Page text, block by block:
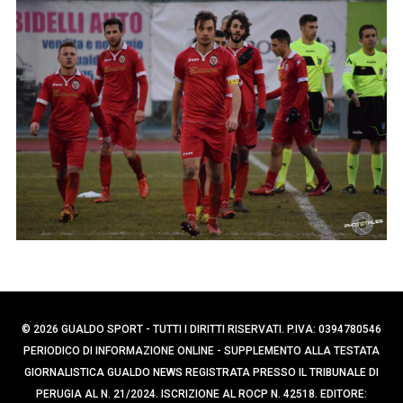
e
r
:
© 2026 GUALDO SPORT - TUTTI I DIRITTI RISERVATI. P.IVA: 0394780546
PERIODICO DI INFORMAZIONE ONLINE - SUPPLEMENTO ALLA TESTATA
GIORNALISTICA GUALDO NEWS REGISTRATA PRESSO IL TRIBUNALE DI
PERUGIA AL N. 21/2024. ISCRIZIONE AL ROCP N. 42518. EDITORE:
e
r
c
a
p
e
r
: